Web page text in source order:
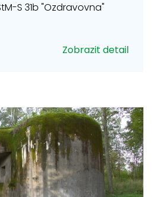
S 31b "Ozdravovna"
Zobrazit detail